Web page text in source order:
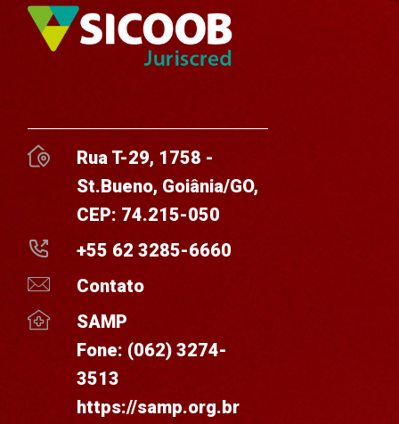
Rua T-29, 1758 -
St.Bueno, Goiânia/GO,
CEP: 74.215-050
+55 62 3285-6660
Contato
SAMP
Fone: (062) 3274-
3513
https://samp.org.br